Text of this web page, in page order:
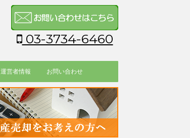
03-3734-6460
運営者情報 お問い合わせ